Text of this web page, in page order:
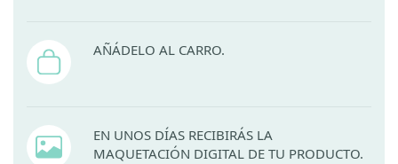
AÑÁDELO AL CARRO.
EN UNOS DÍAS RECIBIRÁS LA
MAQUETACIÓN DIGITAL DE TU PRODUCTO.